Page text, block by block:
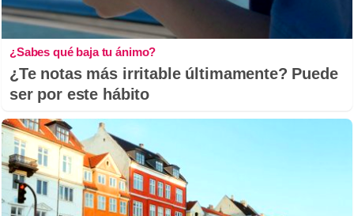
¿Sabes qué baja tu ánimo?
¿Te notas más irritable últimamente? Puede
ser por este hábito